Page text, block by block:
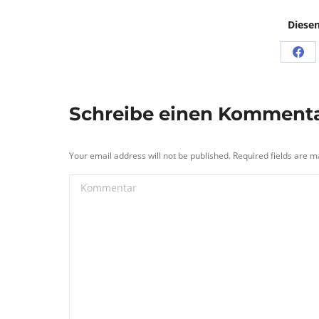
Schreibe einen
Your email address will not be published. Required fields are
Kommentar